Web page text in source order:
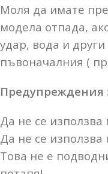
Моля да имате
модела отпада,
удар, вода и
пъвоначалния (
Предупреждения
Да не се
Да не се използва
Това не е